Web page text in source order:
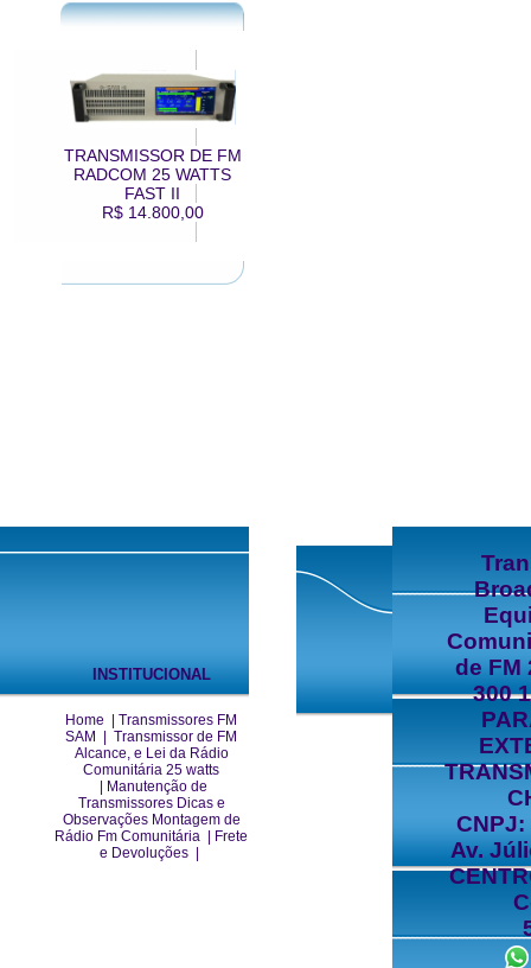
TRANSMISSOR DE FM
RADCOM 25 WATTS
FAST II
R$ 14.800,00
INSTITUCIONAL
Home
Transmissores FM
SAM
Transmissor de FM
Alcance, e Lei da Rádio
Comunitária 25 watts
Manutenção de
Transmissores Dicas e
Observações Montagem de
Rádio Fm Comunitária
Frete
e Devoluções
de FM
300
CNPJ:
Av.